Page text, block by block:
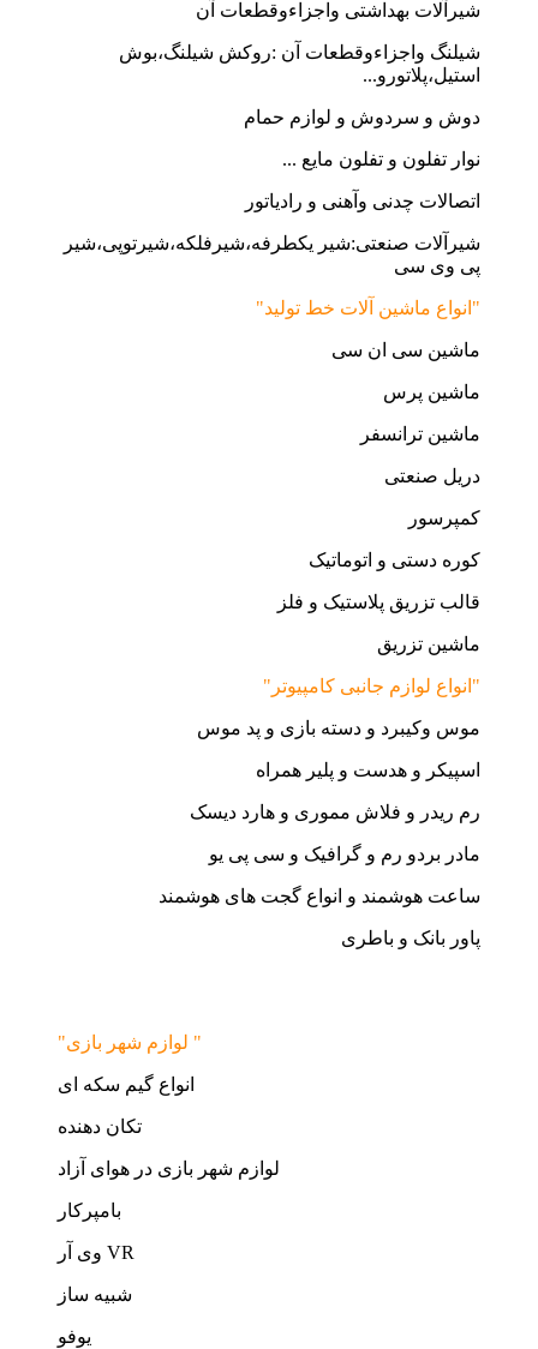
شیرآلات بهداشتی واجزاءوقطعات آن
شیلنگ واجزاءوقطعات آن :روکش شیلنگ،بوش
استیل،پلاتورو...
دوش و سردوش و لوازم حمام
نوار تفلون و تفلون مایع ...
اتصالات چدنی وآهنی و رادیاتور
شیرآلات صنعتی:شیر یکطرفه،شیرفلکه،شیرتوپی،شیر
پی وی سی
"انواع ماشین آلات خط تولید"
ماشین سی ان سی
ماشین پرس
ماشین ترانسفر
دریل صنعتی
کمپرسور
کوره دستی و اتوماتیک
قالب تزریق پلاستیک و فلز
ماشین تزریق
"انواع لوازم جانبی کامپیوتر"
موس وکیبرد و دسته بازی و پد موس
اسپیکر و هدست و پلیر همراه
رم ریدر و فلاش مموری و هارد دیسک
مادر بردو رم و گرافیک و سی پی یو
ساعت هوشمند و انواع گجت های هوشمند
پاور بانک و باطری
"لوازم شهر بازی "
انواع گیم سکه ای
تکان دهنده
لوازم شهر بازی در هوای آزاد
بامپرکار
وی آر VR
شبیه ساز
یوفو